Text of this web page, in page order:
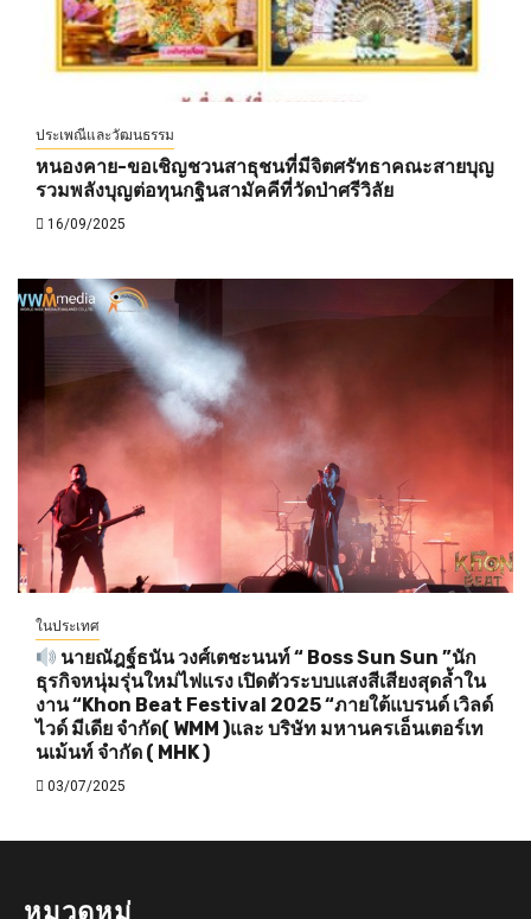
ประเพณีและวัฒนธรรม
หนองคาย-ขอเชิญชวนสาธุชนที่มีจิตศรัทธาคณะสายบุญ
รวมพลังบุญต่อทุนกฐินสามัคคีที่วัดป่าศรีวิลัย
16/09/2025
ในประเทศ
นายณัฎฐ์ธนัน วงศ์เตชะนนท์ “ Boss Sun Sun ”นัก
ธุรกิจหนุ่มรุ่นใหม่ไฟแรง เปิดตัวระบบแสงสีเสียงสุดล้ำใน
งาน “Khon Beat Festival 2025 “ภายใต้แบรนด์ เวิลด์
ไวด์ มีเดีย จำกัด( WMM )และ บริษัท มหานครเอ็นเตอร์เท
นเม้นท์ จำกัด ( MHK )
03/07/2025